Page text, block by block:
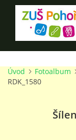
ÚVOD
Úvod Fotoalbum
RDK_1580